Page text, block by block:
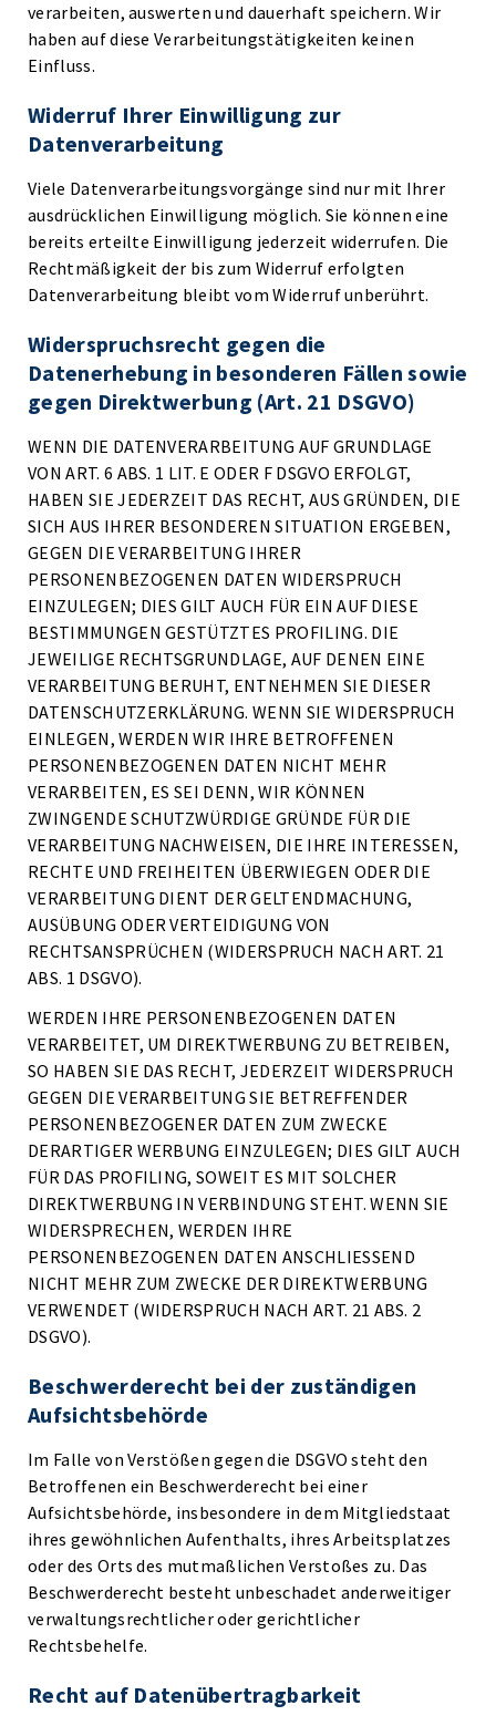
verarbeiten, auswerten und dauerhaft speichern. Wir
haben auf diese Verarbeitungstätigkeiten keinen
Einfluss.
Widerruf Ihrer Einwilligung zur
Datenverarbeitung
Viele Datenverarbeitungsvorgänge sind nur mit Ihrer
ausdrücklichen Einwilligung möglich. Sie können eine
bereits erteilte Einwilligung jederzeit widerrufen. Die
Rechtmäßigkeit der bis zum Widerruf erfolgten
Datenverarbeitung bleibt vom Widerruf unberührt.
Widerspruchsrecht gegen die
Datenerhebung in besonderen Fällen sowie
gegen Direktwerbung (Art. 21 DSGVO)
WENN DIE DATENVERARBEITUNG AUF GRUNDLAGE
VON ART. 6 ABS. 1 LIT. E ODER F DSGVO ERFOLGT,
HABEN SIE JEDERZEIT DAS RECHT, AUS GRÜNDEN, DIE
SICH AUS IHRER BESONDEREN SITUATION ERGEBEN,
GEGEN DIE VERARBEITUNG IHRER
PERSONENBEZOGENEN DATEN WIDERSPRUCH
EINZULEGEN; DIES GILT AUCH FÜR EIN AUF DIESE
BESTIMMUNGEN GESTÜTZTES PROFILING. DIE
JEWEILIGE RECHTSGRUNDLAGE, AUF DENEN EINE
VERARBEITUNG BERUHT, ENTNEHMEN SIE DIESER
DATENSCHUTZERKLÄRUNG. WENN SIE WIDERSPRUCH
EINLEGEN, WERDEN WIR IHRE BETROFFENEN
PERSONENBEZOGENEN DATEN NICHT MEHR
VERARBEITEN, ES SEI DENN, WIR KÖNNEN
ZWINGENDE SCHUTZWÜRDIGE GRÜNDE FÜR DIE
VERARBEITUNG NACHWEISEN, DIE IHRE INTERESSEN,
RECHTE UND FREIHEITEN ÜBERWIEGEN ODER DIE
VERARBEITUNG DIENT DER GELTENDMACHUNG,
AUSÜBUNG ODER VERTEIDIGUNG VON
RECHTSANSPRÜCHEN (WIDERSPRUCH NACH ART. 21
ABS. 1 DSGVO).
WERDEN IHRE PERSONENBEZOGENEN DATEN
VERARBEITET, UM DIREKTWERBUNG ZU BETREIBEN,
SO HABEN SIE DAS RECHT, JEDERZEIT WIDERSPRUCH
GEGEN DIE VERARBEITUNG SIE BETREFFENDER
PERSONENBEZOGENER DATEN ZUM ZWECKE
DERARTIGER WERBUNG EINZULEGEN; DIES GILT AUCH
FÜR DAS PROFILING, SOWEIT ES MIT SOLCHER
DIREKTWERBUNG IN VERBINDUNG STEHT. WENN SIE
WIDERSPRECHEN, WERDEN IHRE
PERSONENBEZOGENEN DATEN ANSCHLIESSEND
NICHT MEHR ZUM ZWECKE DER DIREKTWERBUNG
VERWENDET (WIDERSPRUCH NACH ART. 21 ABS. 2
DSGVO).
Beschwerde­recht bei der zuständigen
Aufsichts­behörde
Im Falle von Verstößen gegen die DSGVO steht den
Betroffenen ein Beschwerderecht bei einer
Aufsichtsbehörde, insbesondere in dem Mitgliedstaat
ihres gewöhnlichen Aufenthalts, ihres Arbeitsplatzes
oder des Orts des mutmaßlichen Verstoßes zu. Das
Beschwerderecht besteht unbeschadet anderweitiger
verwaltungsrechtlicher oder gerichtlicher
Rechtsbehelfe.
Recht auf Daten­übertrag­barkeit